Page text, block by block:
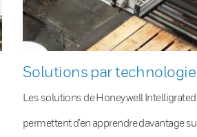
Solutions par technologie
Les solutions de Honeywell
permettent d’en apprendre davantage